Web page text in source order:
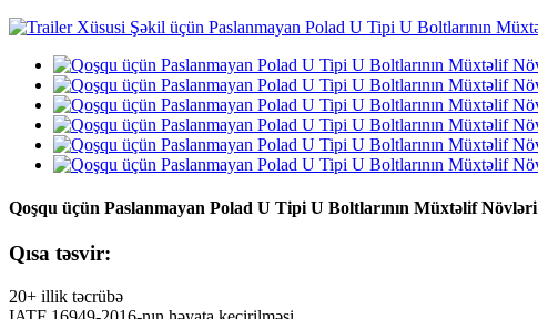
Qoşqu üçün Paslanmayan Polad U Tipi U Boltlarının Müxtəlif Növləri
Qısa təsvir:
20+ illik təcrübə